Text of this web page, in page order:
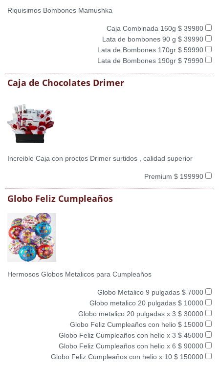
Riquisimos Bombones Mamushka
Caja Combinada 160g $ 39980
Lata de bombones 90 g $ 39990
Lata de Bombones 170gr $ 59990
Lata de Bombones 190gr $ 79990
Caja de Chocolates Drimer
Increible Caja con proctos Drimer surtidos , calidad superior
Premium $ 199990
Globo Feliz Cumpleaños
Hermosos Globos Metalicos para Cumpleaños
Globo Metalico 9 pulgadas $ 7000
Globo metalico 20 pulgadas $ 10000
Globo metalico 20 pulgadas x 3 $ 30000
Globo Feliz Cumpleaños con helio $ 15000
Globo Feliz Cumpleaños con helio x 3 $ 45000
Globo Feliz Cumpleaños con helio x 6 $ 90000
Globo Feliz Cumpleaños con helio x 10 $ 150000